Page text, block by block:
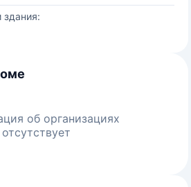
здания:
об организациях
отсутствует